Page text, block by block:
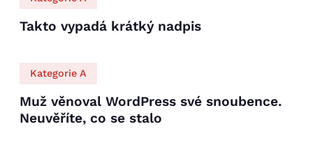
Takto vypadá krátký nadpis
Kategorie A
Muž věnoval WordPress své snoubence.
Neuvěříte, co se stalo